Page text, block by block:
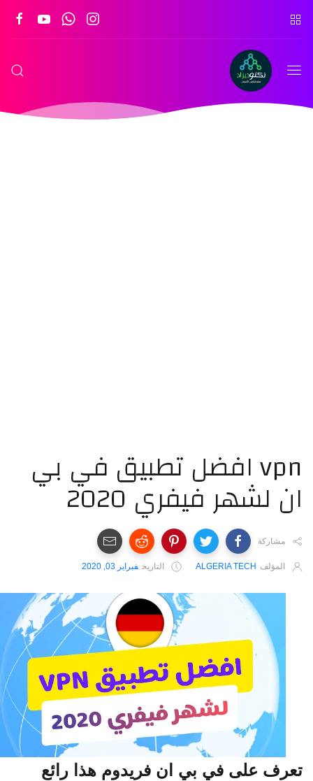
vpn افضل تطبيق في بي
لشهر فيفري 2020
مشاركة
المؤلف ALGERIA TECH التاريخ فبراير 03, 2020
على في بي ان فريدوم هذا رائع